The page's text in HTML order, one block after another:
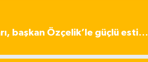
başkan Özçelik’le güçlü esti…